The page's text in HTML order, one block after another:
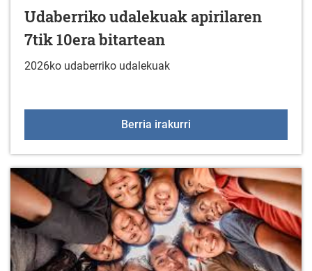
Udaberriko udalekuak apirilaren
7tik 10era bitartean
2026ko udaberriko udalekuak
Berria irakurri